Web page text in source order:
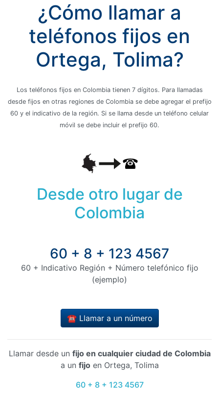
¿Cómo llamar a
teléfonos fijos en
Ortega, Tolima?
Los teléfonos fijos en Colombia tienen 7 dígitos. Para llamadas
desde fijos en otras regiones de Colombia se debe agregar el prefijo
60 y el indicativo de la región. Si se llama desde un teléfono celular
móvil se debe incluir el prefijo 60.
Desde otro lugar de
Colombia
60 + 8 + 123 4567
60 + Indicativo Región + Número telefónico fijo
(ejemplo)
☎️ Llamar a un número
Llamar desde un fijo en cualquier ciudad de Colombia
a un fijoen Ortega, Tolima
60 + 8 + 123 4567